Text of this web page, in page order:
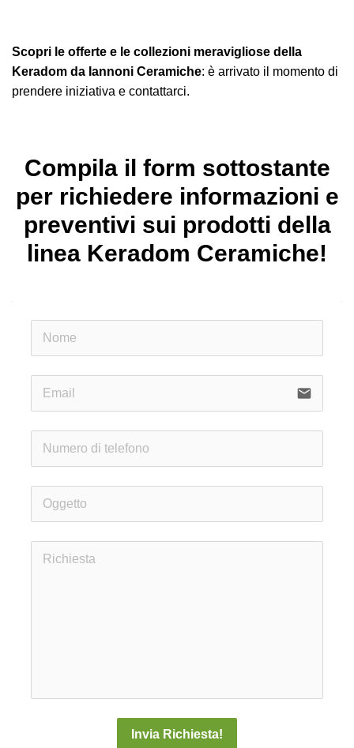
Scopri le offerte e le collezioni meravigliose della
Keradom da Iannoni Ceramiche: è arrivato il momento di
prendere iniziativa e contattarci.
Compila il form sottostante
per richiedere informazioni e
preventivi sui prodotti della
linea Keradom Ceramiche!
email
Invia Richiesta!